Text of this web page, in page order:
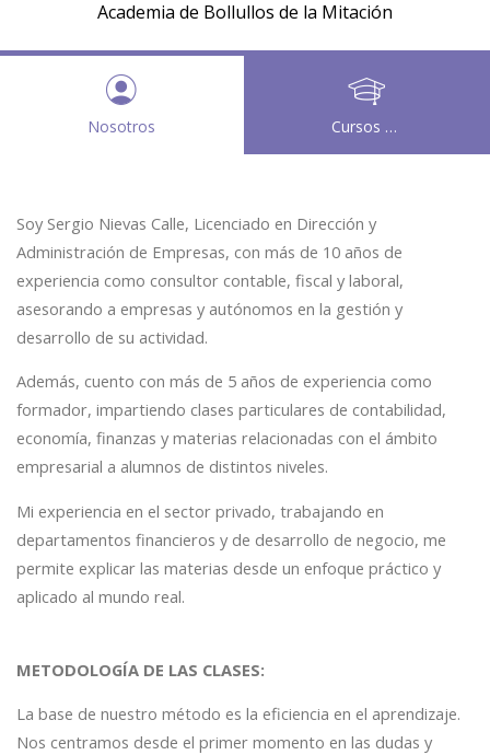
Academia de Bollullos de la Mitación
Nosotros Cursos y clases
Soy Sergio Nievas Calle, Licenciado en Dirección y
Administración de Empresas, con más de 10 años de
experiencia como consultor contable, fiscal y laboral,
asesorando a empresas y autónomos en la gestión y
desarrollo de su actividad.
Además, cuento con más de 5 años de experiencia como
formador, impartiendo clases particulares de contabilidad,
economía, finanzas y materias relacionadas con el ámbito
empresarial a alumnos de distintos niveles.
Mi experiencia en el sector privado, trabajando en
departamentos financieros y de desarrollo de negocio, me
permite explicar las materias desde un enfoque práctico y
aplicado al mundo real.
METODOLOGÍA DE LAS CLASES:
La base de nuestro método es la eficiencia en el aprendizaje.
Nos centramos desde el primer momento en las dudas y